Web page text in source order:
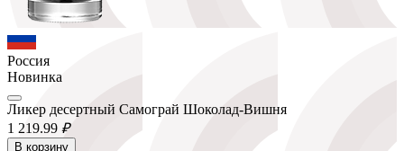
Россия
Новинка
Ликер десертный Самограй Шоколад-Вишня
1 219.99 ₽
В корзину